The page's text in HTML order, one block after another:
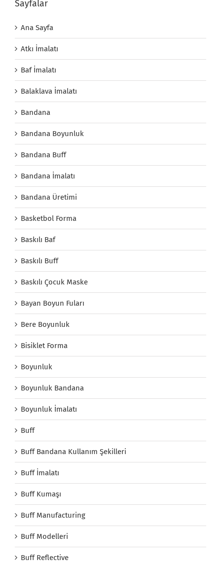
Sayfalar
Ana Sayfa
Atkı İmalatı
Baf İmalatı
Balaklava İmalatı
Bandana
Bandana Boyunluk
Bandana Buff
Bandana İmalatı
Bandana Üretimi
Basketbol Forma
Baskılı Baf
Baskılı Buff
Baskılı Çocuk Maske
Bayan Boyun Fuları
Bere Boyunluk
Bisiklet Forma
Boyunluk
Boyunluk Bandana
Boyunluk İmalatı
Buff
Buff Bandana Kullanım Şekilleri
Buff İmalatı
Buff Kumaşı
Buff Manufacturing
Buff Modelleri
Buff Reflective